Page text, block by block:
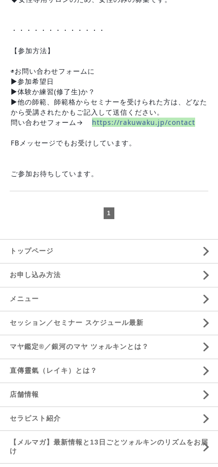
・・・・・・・・・・・・・
【参加方法】
◉お問い合わせフォームに
▶︎参加希望日
▶︎体験か練習(修了生)か？
▶︎他の師範、師範格からセミナーを受けられた方は、どなた
から受講されたかもご記入して送信ください。
問い合わせフォーム→
https://rakuwaku.jp/contact
FBメッセージでもお受けしています。
ご参加お待ちしています。
1
トップページ
お申し込み方法
メニュー
セッション／セミナー スケジュール最新
マヤ鑑定®／銀河のマヤ ツォルキンとは？
直傳靈氣（レイキ）とは？
店舗情報
セラピスト紹介
【メルマガ】最新情報と13日ごとツォルキンのリズムをお届
け